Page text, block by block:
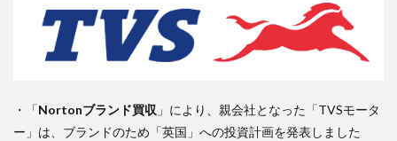
・「Nortonブランド買収 」により、親会社となった「TVSモータ
ー」は、ブランドのため「英国」への投資計画を発表しました